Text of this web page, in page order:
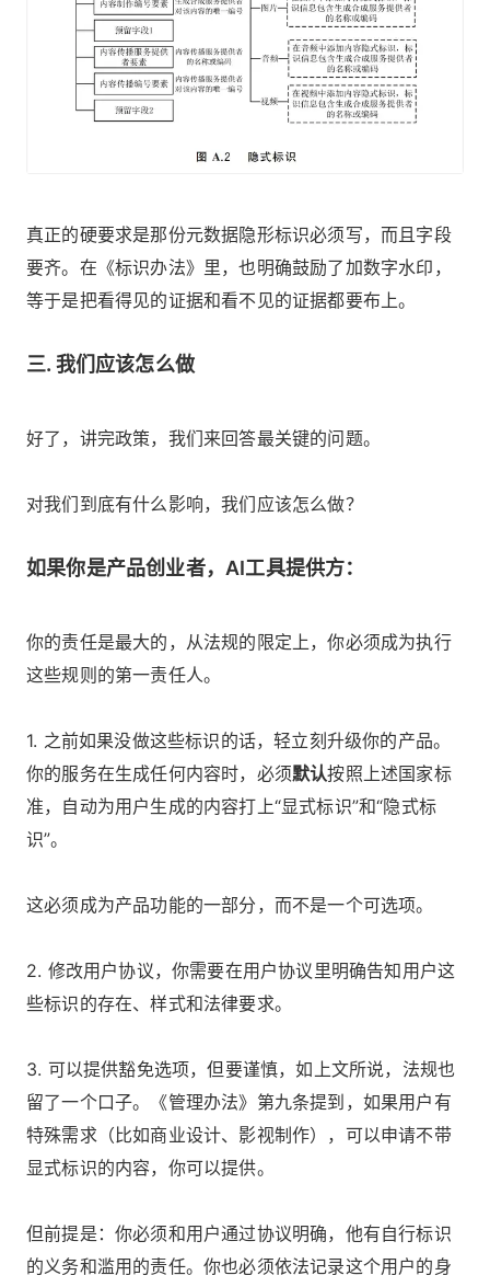
真正的硬要求是那份元数据隐形标识必须写，而且字段
要齐。在《标识办法》里，也明确鼓励了加数字水印，
等于是把看得见的证据和看不见的证据都要布上。
三. 我们应该怎么做
好了，讲完政策，我们来回答最关键的问题。
对我们到底有什么影响，我们应该怎么做？
如果你是产品创业者，AI工具提供方：
你的责任是最大的，从法规的限定上，你必须成为执行
这些规则的第一责任人。
1. 之前如果没做这些标识的话，轻立刻升级你的产品。
你的服务在生成任何内容时，必须默认按照上述国家标
准，自动为用户生成的内容打上“显式标识”和“隐式标
识”。
这必须成为产品功能的一部分，而不是一个可选项。
2. 修改用户协议，你需要在用户协议里明确告知用户这
些标识的存在、样式和法律要求。
3. 可以提供豁免选项，但要谨慎，如上文所说，法规也
留了一个口子。《管理办法》第九条提到，如果用户有
特殊需求（比如商业设计、影视制作），可以申请不带
显式标识的内容，你可以提供。
但前提是：你必须和用户通过协议明确，他有自行标识
的义务和滥用的责任。你也必须依法记录这个用户的身